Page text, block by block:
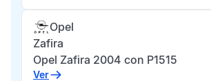
Opel
Zafira
Opel Zafira 2004 con P1515
Ver